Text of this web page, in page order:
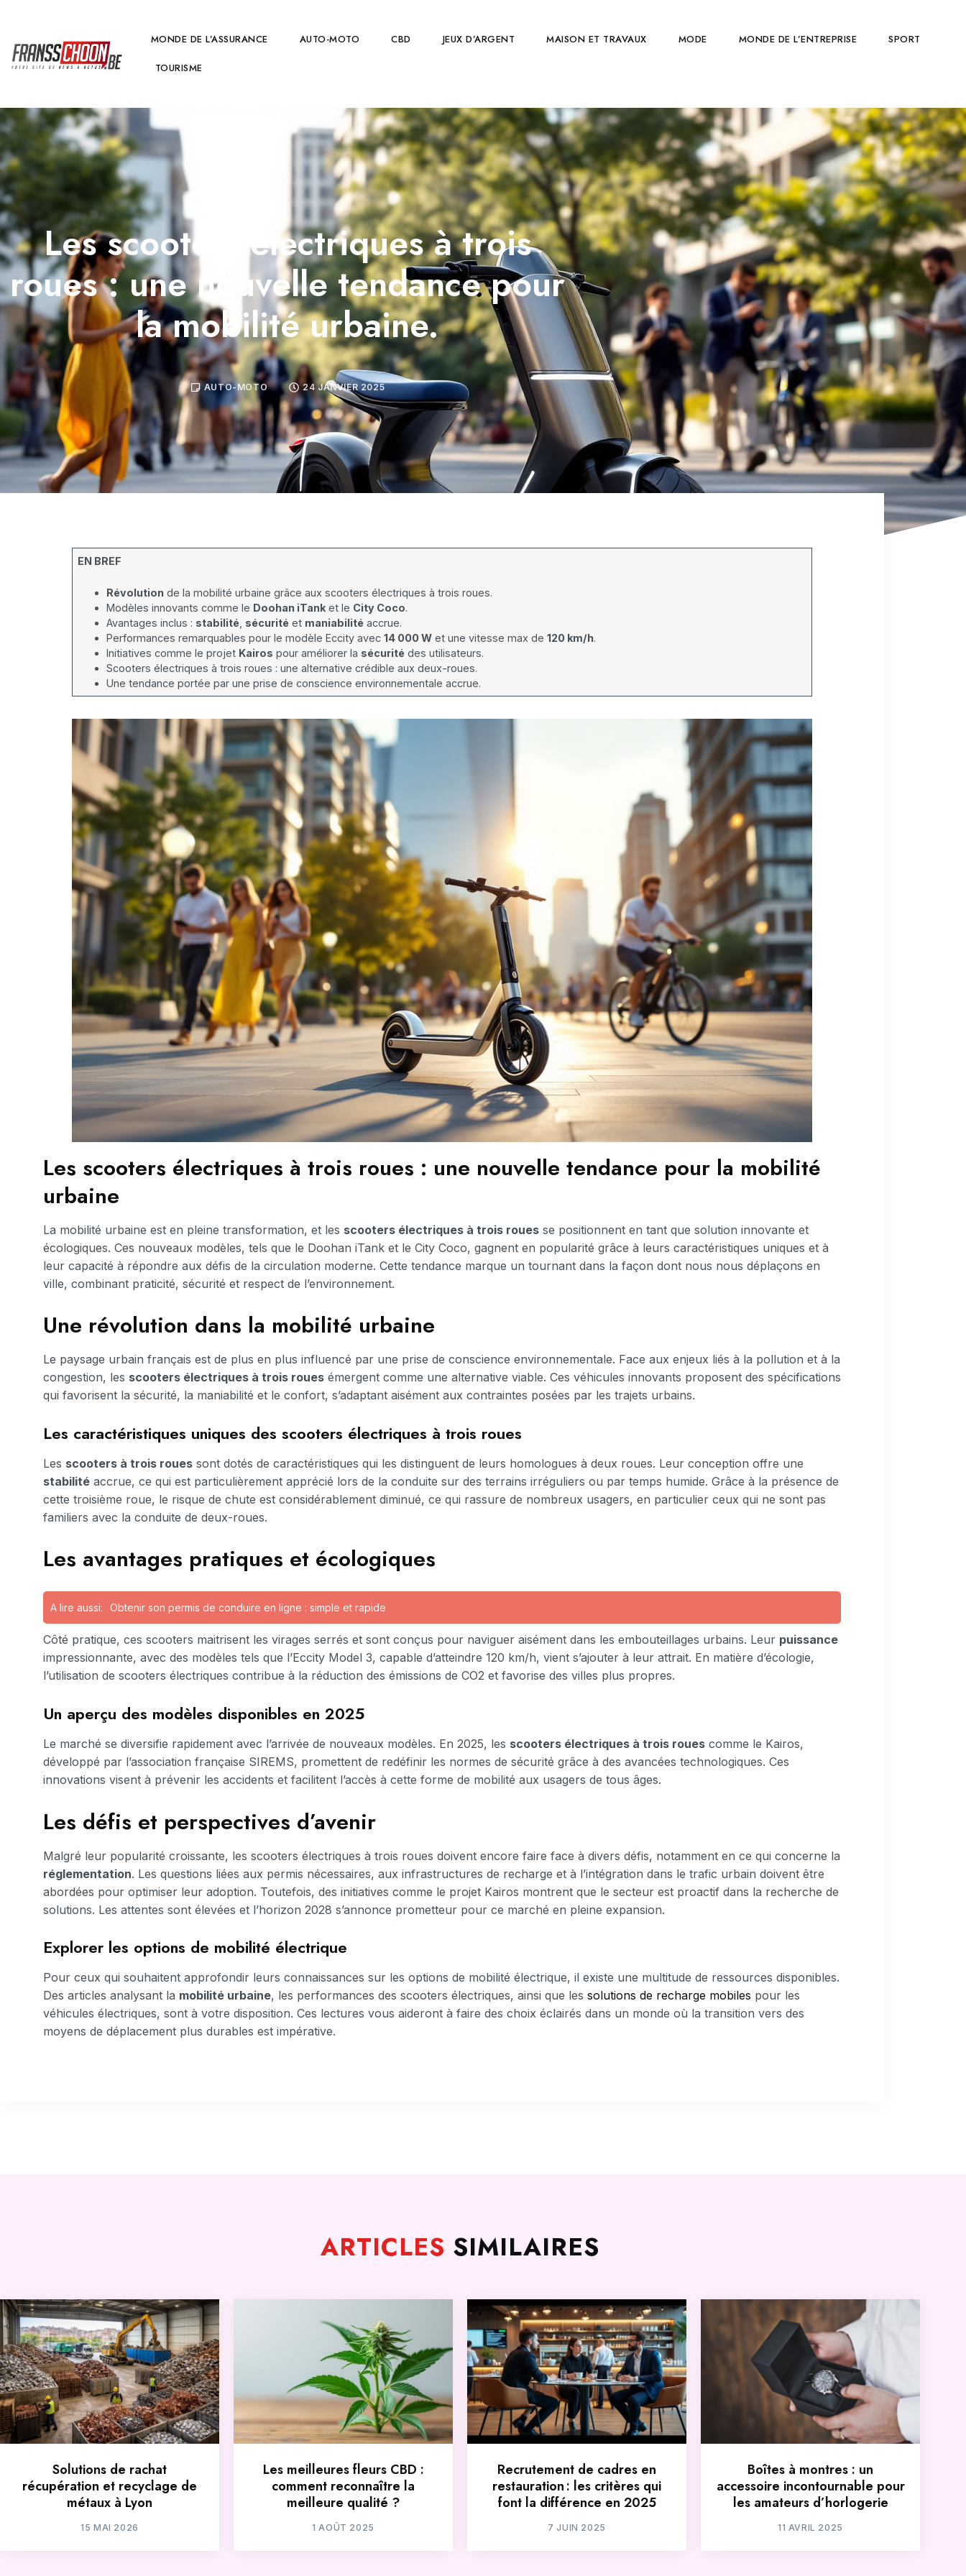
MONDE DE L’ASSURANCE AUTO-MOTO CBD JEUX D’ARGENT MAISON ET TRAVAUX MODE MONDE DE L’ENTREPRISE SPORT
TOURISME
Les scooters électriques à trois
roues : une nouvelle tendance pour
la mobilité urbaine.
AUTO-MOTO 24 JANVIER 2025
EN BREF
Révolution de la mobilité urbaine grâce aux scooters électriques à trois roues.
Modèles innovants comme le Doohan iTank et le City Coco.
Avantages inclus : stabilité sécurité et maniabilité accrue.
Performances remarquables pour le modèle Eccity avec14 000 W et une vitesse max de120 km/h.
Initiatives comme le projet Kairos pour améliorer la sécurité des utilisateurs.
Scooters électriques à trois roues : une alternative crédible aux deux-roues.
Une tendance portée par une prise de conscience environnementale accrue.
Les scooters électriques à trois roues : une nouvelle tendance pour la mobilité
urbaine
La mobilité urbaine est en pleine transformation, et les scooters électriques à trois roues se positionnent en tant que solution innovante et
écologiques. Ces nouveaux modèles, tels que le Doohan iTank et le City Coco, gagnent en popularité grâce à leurs caractéristiques uniques et à
leur capacité à répondre aux défis de la circulation moderne. Cette tendance marque un tournant dans la façon dont nous nous déplaçons en
ville, combinant praticité, sécurité et respect de l’environnement.
Une révolution dans la mobilité urbaine
Le paysage urbain français est de plus en plus influencé par une prise de conscience environnementale. Face aux enjeux liés à la pollution et à la
congestion, les scooters électriques à trois roues émergent comme une alternative viable. Ces véhicules innovants proposent des spécifications
qui favorisent la sécurité, la maniabilité et le confort, s’adaptant aisément aux contraintes posées par les trajets urbains.
Les caractéristiques uniques des scooters électriques à trois roues
Les scooters à trois roues sont dotés de caractéristiques qui les distinguent de leurs homologues à deux roues. Leur conception offre une
stabilité accrue, ce qui est particulièrement apprécié lors de la conduite sur des terrains irréguliers ou par temps humide. Grâce à la présence de
cette troisième roue, le risque de chute est considérablement diminué, ce qui rassure de nombreux usagers, en particulier ceux qui ne sont pas
familiers avec la conduite de deux-roues.
Les avantages pratiques et écologiques
A lire aussi: Obtenir son permis de conduire en ligne : simple et rapide
Côté pratique, ces scooters maitrisent les virages serrés et sont conçus pour naviguer aisément dans les embouteillages urbains. Leur puissance
impressionnante, avec des modèles tels que l’Eccity Model 3, capable d’atteindre 120 km/h, vient s’ajouter à leur attrait. En matière d’écologie,
l’utilisation de scooters électriques contribue à la réduction des émissions de CO2 et favorise des villes plus propres.
Un aperçu des modèles disponibles en 2025
Le marché se diversifie rapidement avec l’arrivée de nouveaux modèles. En 2025, les scooters électriques à trois roues comme le Kairos,
développé par l’association française SIREMS, promettent de redéfinir les normes de sécurité grâce à des avancées technologiques. Ces
innovations visent à prévenir les accidents et facilitent l’accès à cette forme de mobilité aux usagers de tous âges.
Les défis et perspectives d’avenir
Malgré leur popularité croissante, les scooters électriques à trois roues doivent encore faire face à divers défis, notamment en ce qui concerne la
réglementation. Les questions liées aux permis nécessaires, aux infrastructures de recharge et à l’intégration dans le trafic urbain doivent être
abordées pour optimiser leur adoption. Toutefois, des initiatives comme le projet Kairos montrent que le secteur est proactif dans la recherche de
solutions. Les attentes sont élevées et l’horizon 2028 s’annonce prometteur pour ce marché en pleine expansion.
Explorer les options de mobilité électrique
Pour ceux qui souhaitent approfondir leurs connaissances sur les options de mobilité électrique, il existe une multitude de ressources disponibles.
Des articles analysant la mobilité urbaine, les performances des scooters électriques, ainsi que les solutions de recharge mobiles pour les
véhicules électriques, sont à votre disposition. Ces lectures vous aideront à faire des choix éclairés dans un monde où la transition vers des
moyens de déplacement plus durables est impérative.
ARTICLES SIMILAIRES
Solutions de rachat
récupération et recyclage de
métaux à Lyon
15 MAI 2026
Les meilleures fleurs CBD :
comment reconnaître la
meilleure qualité ?
1 AOÛT 2025
Recrutement de cadres en
restauration : les critères qui
font la différence en 2025
7 JUIN 2025
Boîtes à montres : un
accessoire incontournable pour
les amateurs d’horlogerie
11 AVRIL 2025